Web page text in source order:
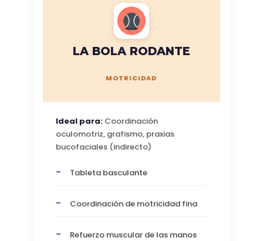
LA BOLA RODANTE
MOTRICIDAD
Ideal para:Coordinación
oculomotriz, grafismo, praxias
bucofaciales (indirecto)
Tableta basculante
Coordinación de motricidad fina
Refuerzo muscular de las manos